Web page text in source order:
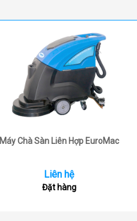
Máy Chà Sàn Liên Hợp EuroMac
Liên hệ
Đặt hàng